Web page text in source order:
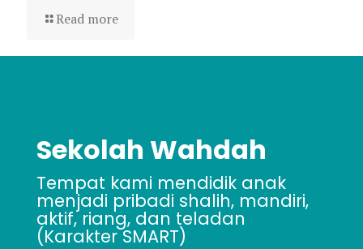
Read more
Sekolah Wahdah
Tempat kami mendidik anak
menjadi pribadi shalih, mandiri,
aktif, riang, dan teladan
(Karakter SMART)